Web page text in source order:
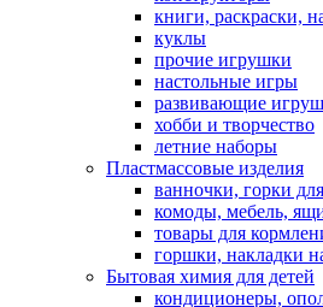
книги, раскраски,
куклы
прочие игрушки
настольные игры
развивающие
хобби и творчество
летние наборы
Пластмассовые изделия
ванночки, горки
комоды, мебель,
товары для
горшки, накладки
Бытовая химия для детей
кондиционеры,